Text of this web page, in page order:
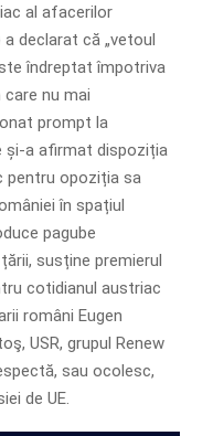
al afacerilor
declarat că „vetoul
îndreptat împotriva
nu mai
prompt la
și-a afirmat dispoziția
pentru opoziția sa
în spațiul
pagube
susține premierul
cotidianul austriac
români Eugen
USR, grupul Renew
sau ocolesc,
de UE.